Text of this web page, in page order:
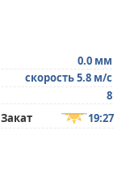
0.0 мм
скорость 5.8 м/с
8
Закат 19:27